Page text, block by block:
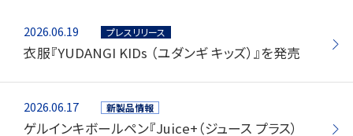
ノベルティ商品
玩具
宝飾
2026.06.19 プレスリリース
衣服『YUDANGI KIDs （ユダンギ キッズ）』を発売
2026.06.17 新製品情報
ゲルインキボールペン『Juice+（ジュース プラス）